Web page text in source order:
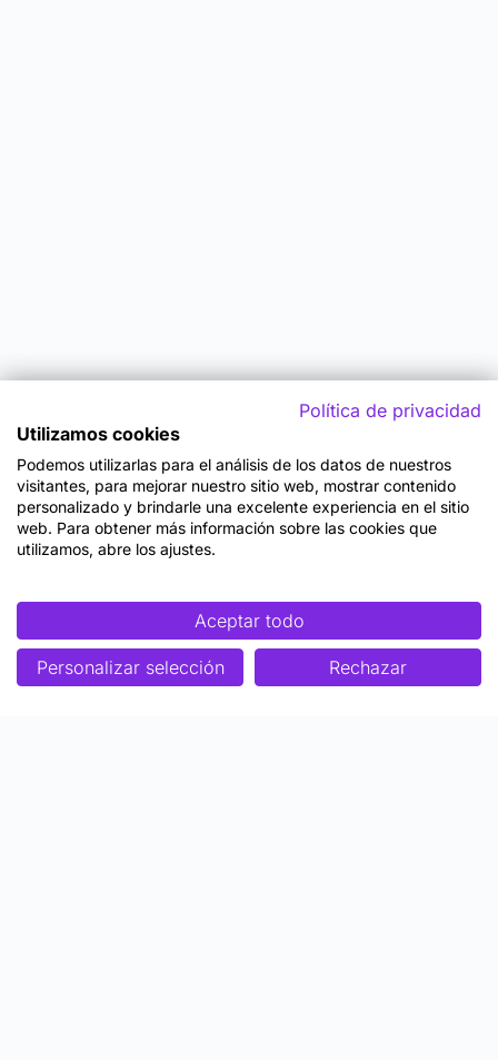
Política de privacidad
Utilizamos cookies
Podemos utilizarlas para el análisis de los datos de nuestros
visitantes, para mejorar nuestro sitio web, mostrar contenido
personalizado y brindarle una excelente experiencia en el sitio
web. Para obtener más información sobre las cookies que
utilizamos, abre los ajustes.
Aceptar todo
Personalizar selección Rechazar